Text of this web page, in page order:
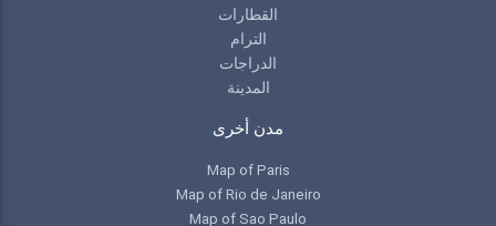
القطارات
الترام
الدراجات
المدينة
مدن أخرى
Map of Paris
Map of Rio de Janeiro
Map of Sao Paulo